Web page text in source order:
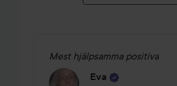
Mest hjälpsamma positiva
Eva